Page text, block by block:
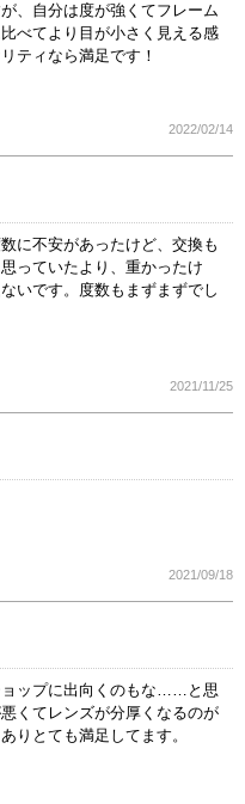
、自分は度が強くてフレーム
べてより目が小さく見える感
ティなら満足です！
2022/02/14
に不安があったけど、交換も
っていたより、重かったけ
いです。度数もまずまずでし
2021/11/25
2021/09/18
ョップに出向くのもな……と思
くてレンズが分厚くなるのが
りとても満足してます。